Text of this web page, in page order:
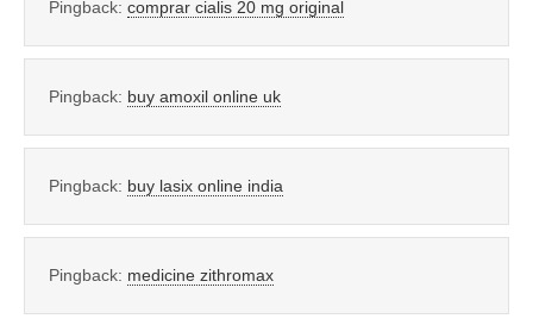
Pingback: comprar cialis 20 mg original
Pingback: buy amoxil online uk
Pingback: buy lasix online india
Pingback: medicine zithromax